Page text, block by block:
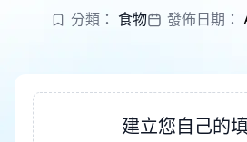
分類： 食物 發佈日期：
建立您自己的